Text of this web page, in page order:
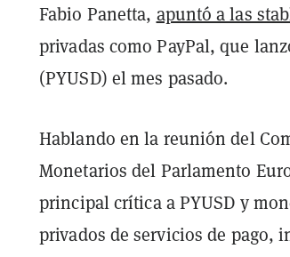
Fabio Panetta, apuntó a las
privadas como PayPal, que
(PYUSD) el mes pasado.
Hablando en la reunión del
Monetarios del Parlamento
principal crítica a PYUSD y
privados de servicios de pago,